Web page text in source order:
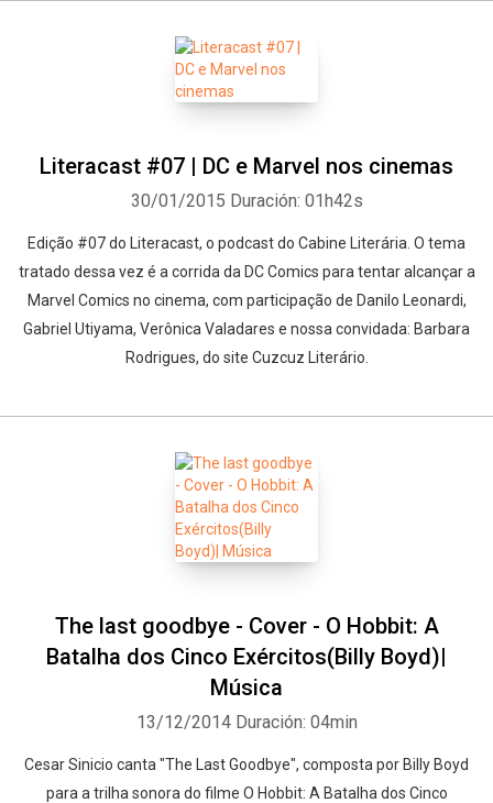
Literacast #07 | DC e Marvel nos cinemas
30/01/2015 Duración: 01h42s
Edição #07 do Literacast, o podcast do Cabine Literária. O tema
tratado dessa vez é a corrida da DC Comics para tentar alcançar a
Marvel Comics no cinema, com participação de Danilo Leonardi,
Gabriel Utiyama, Verônica Valadares e nossa convidada: Barbara
Rodrigues, do site Cuzcuz Literário.
The last goodbye - Cover - O Hobbit: A
Batalha dos Cinco Exércitos(Billy Boyd)|
Música
13/12/2014 Duración: 04min
Cesar Sinicio canta "The Last Goodbye", composta por Billy Boyd
para a trilha sonora do filme O Hobbit: A Batalha dos Cinco